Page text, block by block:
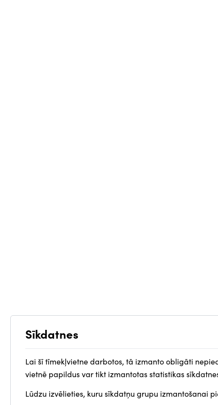
Sīkdatnes
Lai šī tīmekļvietne darbotos, tā izmanto obligāti
vietnē papildus var tikt izmantotas statistikas
Lūdzu izvēlieties, kuru sīkdatņu grupu izmantošanai